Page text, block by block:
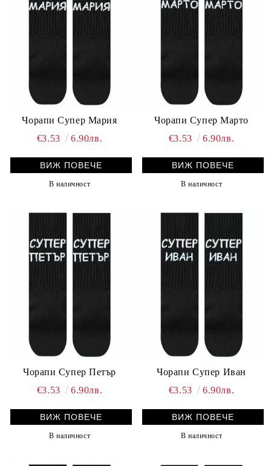
Чорапи Супер Мария
€3.53
6.90лв.
ВИЖ ПОВЕЧЕ
В наличност
Чорапи Супер Марто
€3.53
6.90лв.
ВИЖ ПОВЕЧЕ
В наличност
Чорапи Супер Петър
€3.53
6.90лв.
ВИЖ ПОВЕЧЕ
В наличност
Чорапи Супер Иван
€3.53
6.90лв.
ВИЖ ПОВЕЧЕ
В наличност